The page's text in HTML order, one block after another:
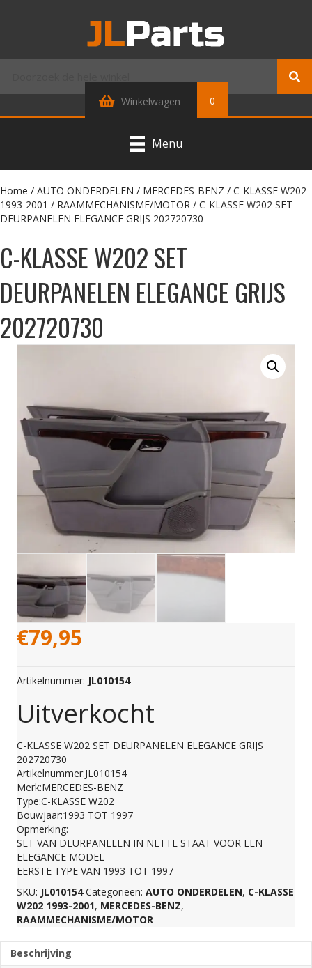
Winkelwagen 0
Menu
Home / AUTO ONDERDELEN / MERCEDES-BENZ / C-KLASSE W202
1993-2001 / RAAMMECHANISME/MOTOR / C-KLASSE W202 SET
DEURPANELEN ELEGANCE GRIJS 202720730
C-KLASSE W202 SET
DEURPANELEN ELEGANCE GRIJS
202720730
€79,95
Artikelnummer: JL010154
Uitverkocht
C-KLASSE W202 SET DEURPANELEN ELEGANCE GRIJS
202720730
Artikelnummer:JL010154
Merk:MERCEDES-BENZ
Type:C-KLASSE W202
Bouwjaar:1993 TOT 1997
Opmerking:
SET VAN DEURPANELEN IN NETTE STAAT VOOR EEN
ELEGANCE MODEL
EERSTE TYPE VAN 1993 TOT 1997
SKU: JL010154 Categorieën: AUTO ONDERDELEN, C-KLASSE
W202 1993-2001, MERCEDES-BENZ,
RAAMMECHANISME/MOTOR
Beschrijving